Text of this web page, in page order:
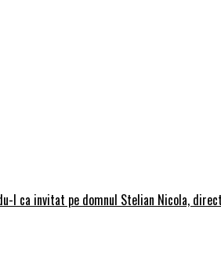
l ca invitat pe domnul Stelian Nicola,